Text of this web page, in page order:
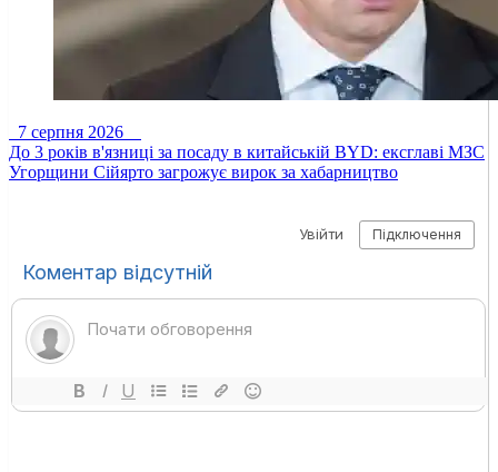
7 серпня 2026
До 3 років в'язниці за посаду в китайській BYD: ексглаві МЗС
Угорщини Сійярто загрожує вирок за хабарництво